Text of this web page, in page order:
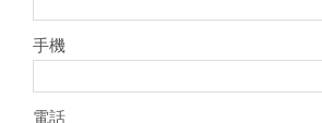
手機
電話